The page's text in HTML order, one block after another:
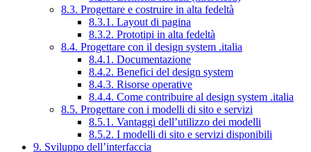
8.3. Progettare e costruire in alta fedeltà
8.3.1. Layout di pagina
8.3.2. Prototipi in alta fedeltà
8.4. Progettare con il design system .italia
8.4.1. Documentazione
8.4.2. Benefici del design system
8.4.3. Risorse operative
8.4.4. Come contribuire al design system .italia
8.5. Progettare con i modelli di sito e servizi
8.5.1. Vantaggi dell’utilizzo dei modelli
8.5.2. I modelli di sito e servizi disponibili
9. Sviluppo dell’interfaccia